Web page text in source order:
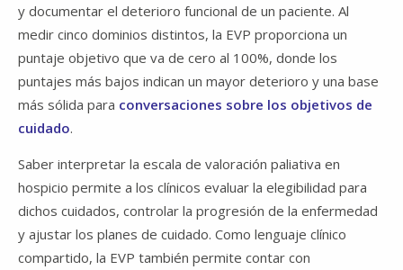
y documentar el deterioro funcional de un paciente. Al
medir cinco dominios distintos, la EVP proporciona un
puntaje objetivo que va de cero al 100%, donde los
puntajes más bajos indican un mayor deterioro y una base
más sólida para conversaciones sobre los objetivos de
cuidado​​​​​​​.
Saber interpretar la escala de valoración paliativa en
hospicio permite a los clínicos evaluar la elegibilidad para
dichos cuidados, controlar la progresión de la enfermedad
y ajustar los planes de cuidado. Como lenguaje clínico
compartido, la EVP también permite contar con